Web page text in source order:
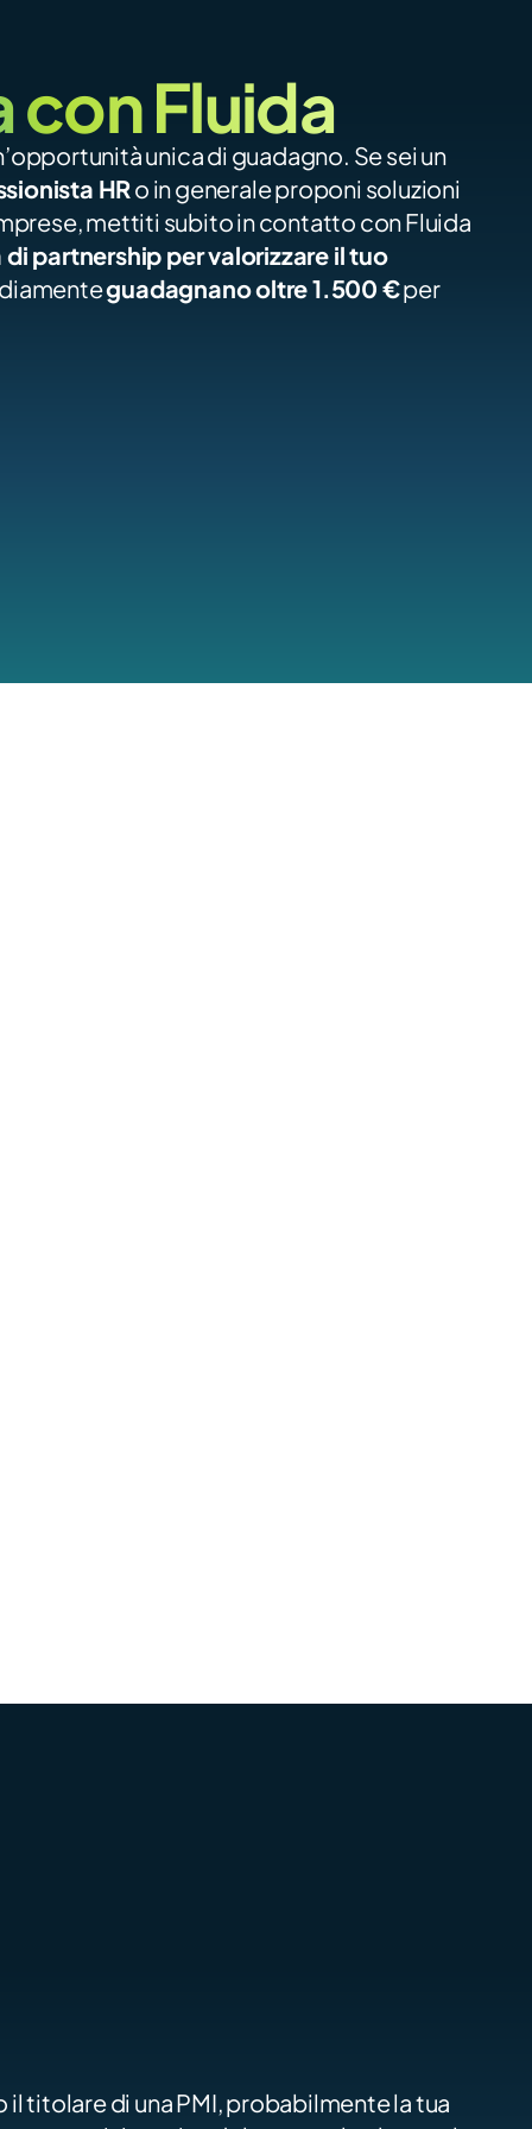
con Fluida
Trasforma il tuo network in un’opportunità unica di guadagno. Se sei un
HR o in generale proponi soluzioni
mettiti subito in contatto con Fluida
partnership per valorizzare il tuo
guadagnano oltre 1.500 € per
titolare di una PMI, probabilmente la tua